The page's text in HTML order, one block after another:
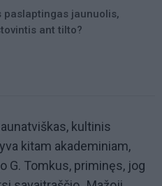
paslaptingas jaunuolis,
ant tilto?
kultinis
kitam akademiniam,
G. Tomkus, priminęs, jog